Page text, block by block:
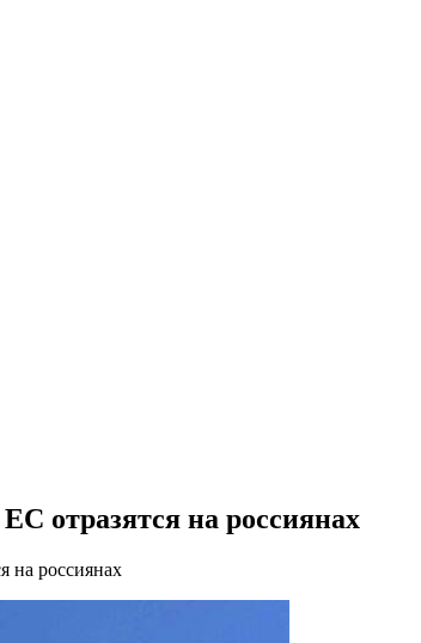
отразятся на россиянах
на россиянах